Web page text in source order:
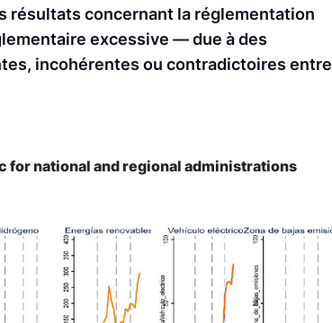
résultats concernant la réglementation
excessive — due à des
incohérentes ou contradictoires entre
for national and regional administrations